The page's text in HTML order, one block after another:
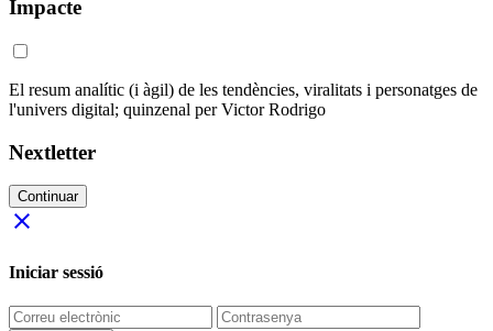
Impacte
El resum analític (i àgil) de les tendències, viralitats i personatges de
l'univers digital; quinzenal per Victor Rodrigo
Nextletter
Continuar
close
Iniciar sessió